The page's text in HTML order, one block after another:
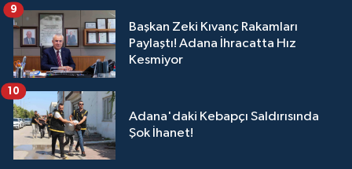
Başkan Zeki Kıvanç Rakamları
Paylaştı! Adana İhracatta Hız
Kesmiyor
9
Adana'daki Kebapçı Saldırısında
Şok İhanet!
10